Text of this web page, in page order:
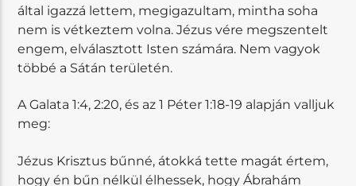
által igazzá lettem, megigazultam, mintha soha
nem is vétkeztem volna. Jézus vére megszentelt
engem, elválasztott Isten számára. Nem vagyok
többé a Sátán területén.
A Galata 1:4, 2:20, és az 1 Péter 1:18-19 alapján valljuk
meg:
Jézus Krisztus bűnné, átokká tette magát értem,
hogy én bűn nélkül élhessek, hogy Ábrahám